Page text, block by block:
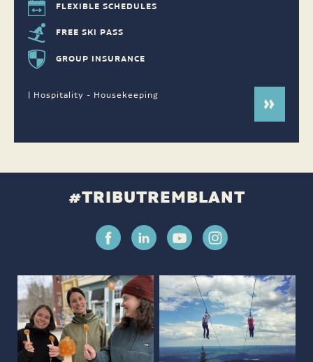
FLEXIBLE SCHEDULES
FREE SKI PASS
GROUP INSURANCE
| Hospitality - Housekeeping
#TRIBUTREMBLANT